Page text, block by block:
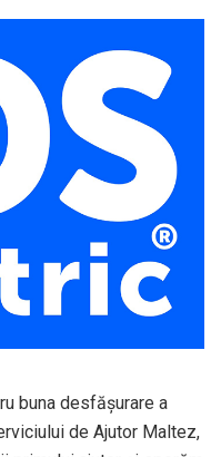
buna desfășurare a
de Ajutor Maltez,